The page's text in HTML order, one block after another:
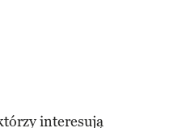
interesują